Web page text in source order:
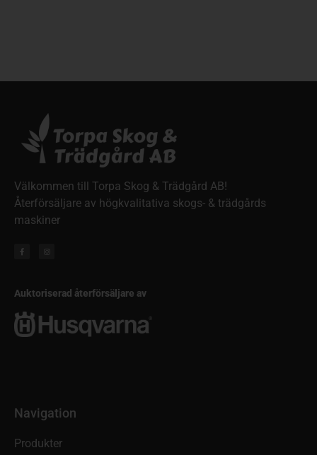
Välkommen till Torpa Skog & Trädgård AB!
Återförsäljare av högkvalitativa skogs- & trädgårds
maskiner
Auktoriserad återförsäljare av
Navigation
Produkter